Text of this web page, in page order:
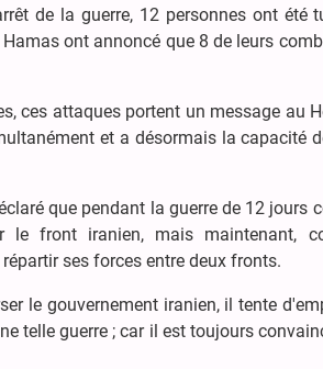
de la guerre, 12 personnes ont été
ont annoncé que 8 de leurs
ces attaques portent un message au
et a désormais la capacité
que pendant la guerre de 12 jours
le front iranien, mais maintenant,
ses forces entre deux fronts.
le gouvernement iranien, il tente
telle guerre ; car il est toujours